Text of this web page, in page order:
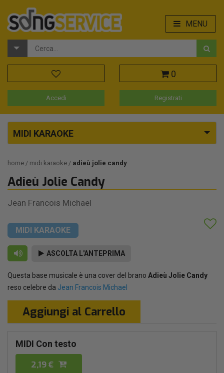
MENU
0
Accedi Registrati
MIDI KARAOKE
home midi karaoke adieù jolie candy
Adieù Jolie Candy
Jean Francois Michael
MIDI KARAOKE
ASCOLTA L'ANTEPRIMA
Questa base musicale è una cover del brano Adieù Jolie Candy
reso celebre da Jean Francois Michael
Aggiungi al Carrello
MIDI Con testo
2,19 €